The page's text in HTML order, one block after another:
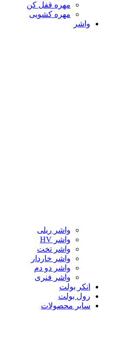
مهره قفل کن
مهره کشویی
واشر
واشر ریلی
واشر HV
واشر تخت
واشر خاردار
واشر دو دم
واشر فنری
انکر بولت
رول بولت
سایر محصولات